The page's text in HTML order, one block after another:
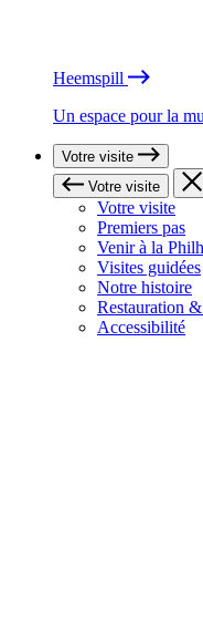
Heemspill
Un espace pour la
Votre visite
Votre visite
Votre visite
Premiers pas
Venir à la
Visites guidées
Notre histoire
Restauration
Accessibilité